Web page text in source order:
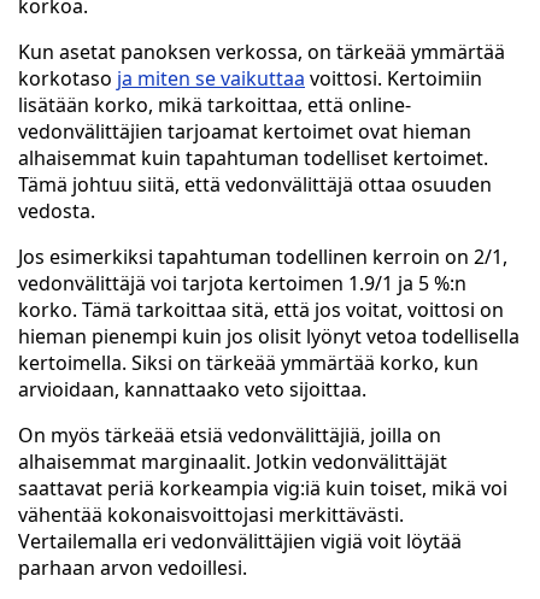
korkoa.
Kun asetat panoksen verkossa, on tärkeää ymmärtää
korkotaso ja miten se vaikuttaa voittosi. Kertoimiin
lisätään korko, mikä tarkoittaa, että online-
vedonvälittäjien tarjoamat kertoimet ovat hieman
alhaisemmat kuin tapahtuman todelliset kertoimet.
Tämä johtuu siitä, että vedonvälittäjä ottaa osuuden
vedosta.
Jos esimerkiksi tapahtuman todellinen kerroin on 2/1,
vedonvälittäjä voi tarjota kertoimen 1.9/1 ja 5 %:n
korko. Tämä tarkoittaa sitä, että jos voitat, voittosi on
hieman pienempi kuin jos olisit lyönyt vetoa todellisella
kertoimella. Siksi on tärkeää ymmärtää korko, kun
arvioidaan, kannattaako veto sijoittaa.
On myös tärkeää etsiä vedonvälittäjiä, joilla on
alhaisemmat marginaalit. Jotkin vedonvälittäjät
saattavat periä korkeampia vig:iä kuin toiset, mikä voi
vähentää kokonaisvoittojasi merkittävästi.
Vertailemalla eri vedonvälittäjien vigiä voit löytää
parhaan arvon vedoillesi.